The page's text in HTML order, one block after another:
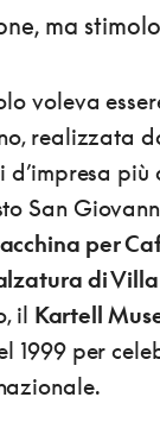
ma
voleva
realizzata
d’impresa
San
per
di Villa
il Kartell
1999 per